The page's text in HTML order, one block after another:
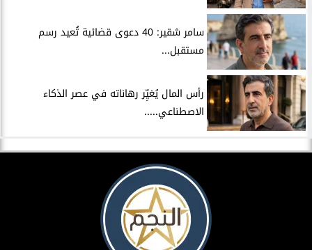
سامر شقير: 40 دعوى قضائية تُعيد رسم
مستقبل...
رأس المال يُغيِّر رهاناته في عصر الذكاء
الاصطناعي.....